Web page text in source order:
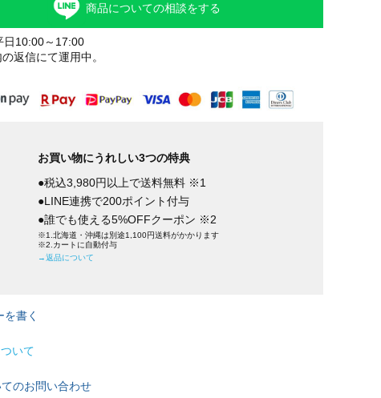
商品についての相談をする
日10:00～17:00
返信にて運用中。
お買い物にうれしい3つの特典
●税込3,980円以上で送料無料 ※1
●LINE連携で200ポイント付与
●誰でも使える5%OFFクーポン ※2
※1.北海道・沖縄は別途1,100円送料がかかります
※2.カートに自動付与
→返品について
を書く
いて
のお問い合わせ